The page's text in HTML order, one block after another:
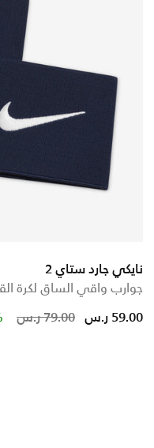
نايكي جارد ستاي 2
جوارب واقي الساق لكرة
Price
79.00 ر.س to
59.00 ر.س